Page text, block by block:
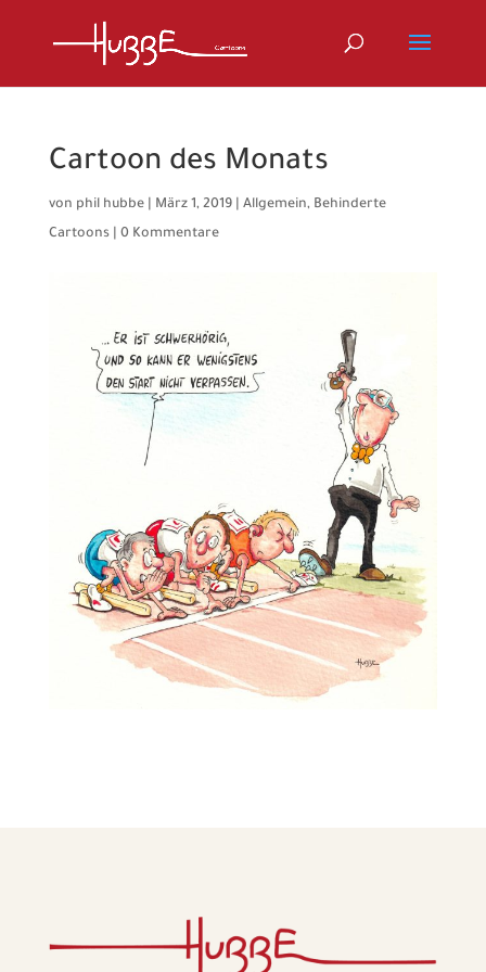
Cartoon des Monats
von phil hubbe| März 1, 2019| Allgemein, Behinderte
Cartoons| 0 Kommentare